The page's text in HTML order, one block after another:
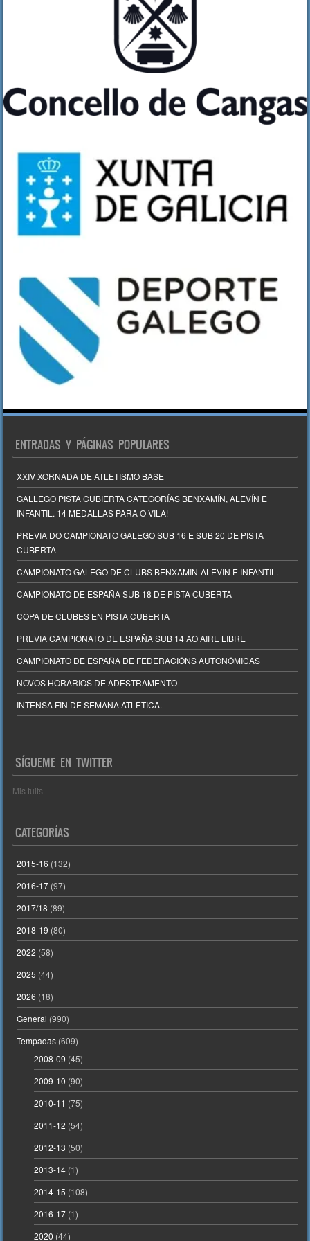
ENTRADAS Y PÁGINAS POPULARES
XXIV XORNADA DE ATLETISMO BASE
GALLEGO PISTA CUBIERTA CATEGORÍAS BENXAMÍN, ALEVÍN E
INFANTIL. 14 MEDALLAS PARA O VILA!
PREVIA DO CAMPIONATO GALEGO SUB 16 E SUB 20 DE PISTA
CUBERTA
CAMPIONATO GALEGO DE CLUBS BENXAMIN-ALEVIN E INFANTIL.
CAMPIONATO DE ESPAÑA SUB 18 DE PISTA CUBERTA
COPA DE CLUBES EN PISTA CUBERTA
PREVIA CAMPIONATO DE ESPAÑA SUB 14 AO AIRE LIBRE
CAMPIONATO DE ESPAÑA DE FEDERACIÓNS AUTONÓMICAS
NOVOS HORARIOS DE ADESTRAMENTO
INTENSA FIN DE SEMANA ATLETICA.
SÍGUEME EN TWITTER
Mis tuits
CATEGORÍAS
2015-16 (132)
2016-17 (97)
2017/18 (89)
2018-19 (80)
2022 (58)
2025 (44)
2026 (18)
General (990)
Tempadas (609)
2008-09 (45)
2009-10 (90)
2010-11 (75)
2011-12 (54)
2012-13 (50)
2013-14(1)
2014-15 (108)
2016-17(1)
2020 (44)